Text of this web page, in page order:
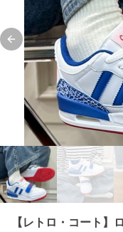
Previous slide
【レトロ・コート】